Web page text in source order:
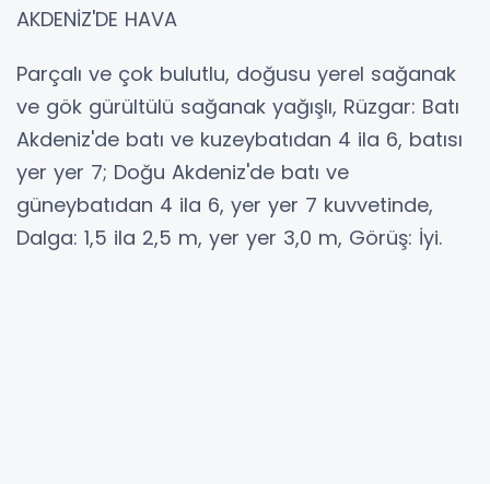
AKDENİZ'DE HAVA
Parçalı ve çok bulutlu, doğusu yerel sağanak
ve gök gürültülü sağanak yağışlı, Rüzgar: Batı
Akdeniz'de batı ve kuzeybatıdan 4 ila 6, batısı
yer yer 7; Doğu Akdeniz'de batı ve
güneybatıdan 4 ila 6, yer yer 7 kuvvetinde,
Dalga: 1,5 ila 2,5 m, yer yer 3,0 m, Görüş: İyi.